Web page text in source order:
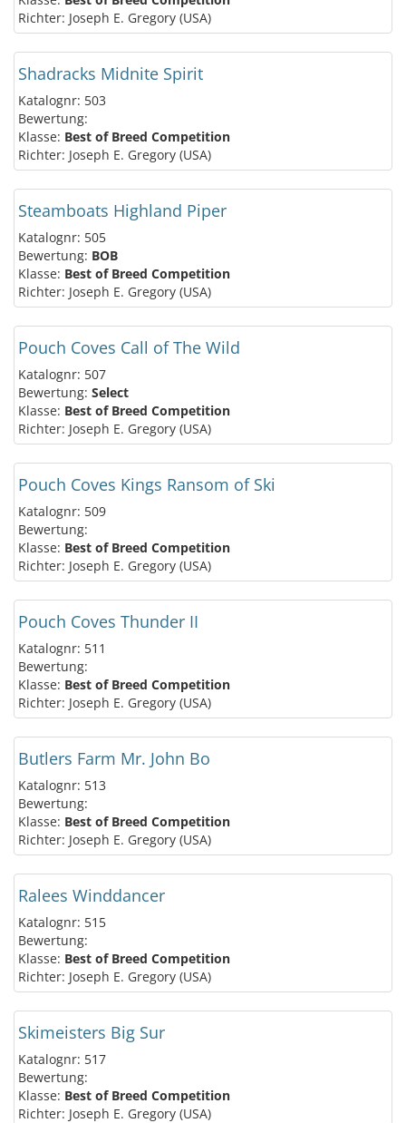
Richter: Joseph E. Gregory (USA)
Shadracks Midnite Spirit
Katalognr: 503
Bewertung:
Klasse: Best of Breed Competition
Richter: Joseph E. Gregory (USA)
Steamboats Highland Piper
Katalognr: 505
Bewertung: BOB
Klasse: Best of Breed Competition
Richter: Joseph E. Gregory (USA)
Pouch Coves Call of The Wild
Katalognr: 507
Bewertung: Select
Klasse: Best of Breed Competition
Richter: Joseph E. Gregory (USA)
Pouch Coves Kings Ransom of Ski
Katalognr: 509
Bewertung:
Klasse: Best of Breed Competition
Richter: Joseph E. Gregory (USA)
Pouch Coves Thunder II
Katalognr: 511
Bewertung:
Klasse: Best of Breed Competition
Richter: Joseph E. Gregory (USA)
Butlers Farm Mr. John Bo
Katalognr: 513
Bewertung:
Klasse: Best of Breed Competition
Richter: Joseph E. Gregory (USA)
Ralees Winddancer
Katalognr: 515
Bewertung:
Klasse: Best of Breed Competition
Richter: Joseph E. Gregory (USA)
Skimeisters Big Sur
Katalognr: 517
Bewertung:
Klasse: Best of Breed Competition
Richter: Joseph E. Gregory (USA)